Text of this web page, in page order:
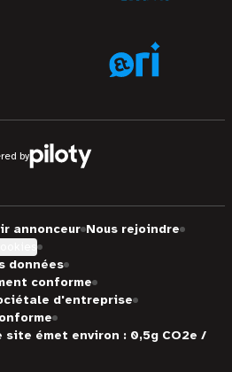
by
annonceur Nous rejoindre
données
conforme
d'entreprise
émet environ : 0,5g CO2e /